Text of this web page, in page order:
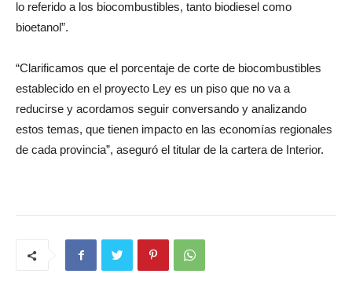
lo referido a los biocombustibles, tanto biodiesel como
bioetanol”.
“Clarificamos que el porcentaje de corte de biocombustibles
establecido en el proyecto Ley es un piso que no va a
reducirse y acordamos seguir conversando y analizando
estos temas, que tienen impacto en las economías regionales
de cada provincia”, aseguró el titular de la cartera de Interior.